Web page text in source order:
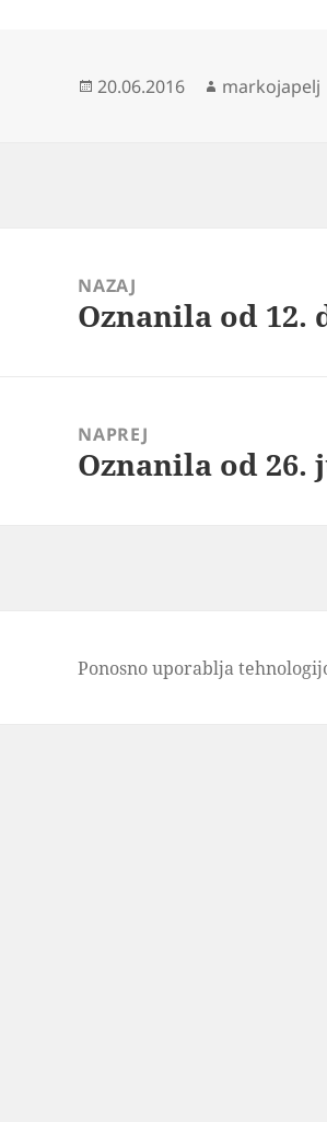
Objavljeno
20.06.2016 Avtor
markojapelj
prispevkaNAZAJ
Prejšnji
Oznanila od 12.
NAPREJ
Naslednji
Oznanila od 26.
Ponosno uporablja